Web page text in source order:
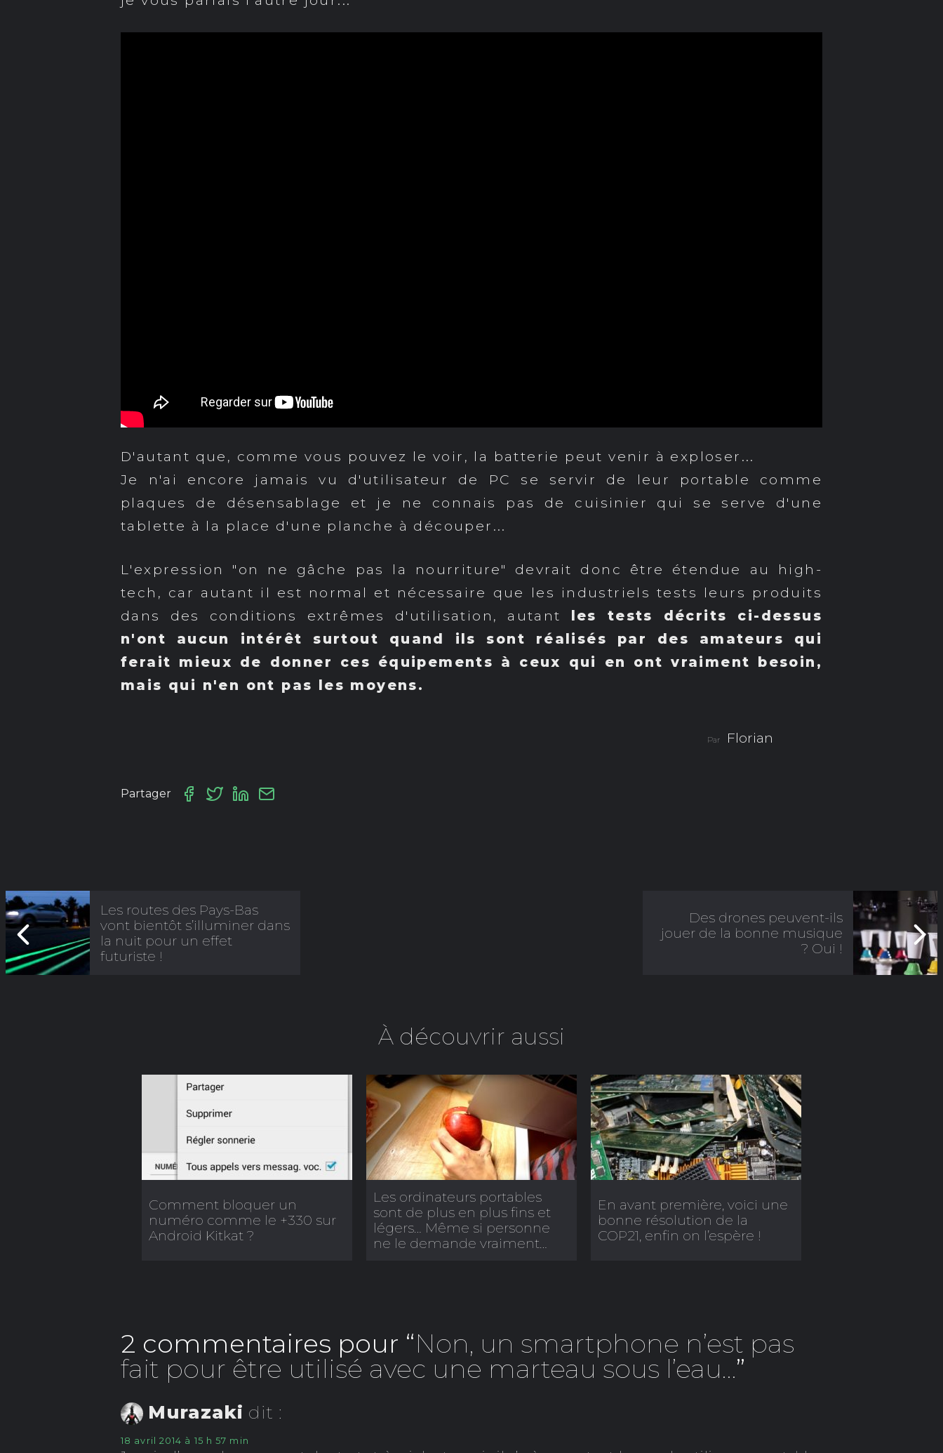
D'autant que, comme vous pouvez le voir, la batterie peut venir à exploser...
Je n'ai encore jamais vu d'utilisateur de PC se servir de leur portable comme
plaques de désensablage et je ne connais pas de cuisinier qui se serve d'une
tablette à la place d'une planche à découper...
L'expression "on ne gâche pas la nourriture" devrait donc être étendue au high-
tech, car autant il est normal et nécessaire que les industriels tests leurs produits
dans des conditions extrêmes d'utilisation, autant les tests décrits ci-dessus
n'ont aucun intérêt surtout quand ils sont réalisés par des amateurs qui
ferait mieux de donner ces équipements à ceux qui en ont vraiment besoin,
mais qui n'en ont pas les moyens.
Par Florian
Partager
Les routes des Pays-Bas
vont bientôt s’illuminer dans
la nuit pour un effet
futuriste !
Des drones peuvent-ils
jouer de la bonne musique
? Oui !
À découvrir aussi
Comment bloquer un
numéro comme le +330 sur
Android Kitkat ?
Les ordinateurs portables
sont de plus en plus fins et
légers… Même si personne
ne le demande vraiment…
En avant première, voici une
bonne résolution de la
COP21, enfin on l’espère !
2 commentaires pour “Non, un smartphone n’est pas
fait pour être utilisé avec une marteau sous l’eau…”
Murazaki dit :
18 avril 2014 à 15 h 57 min